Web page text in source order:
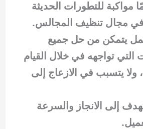
مواكبة للتطورات الحديثة
في مجال تنظيف المجالس.
يتمكن من حل جميع
التي تواجهه في خلال القيام
ولا يتسبب في الازعاج إلى
إلى الانجاز والسرعة